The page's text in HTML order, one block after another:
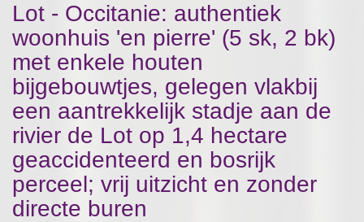
Lot - Occitanie: authentiek
woonhuis 'en pierre' (5 sk, 2 bk)
met enkele houten
bijgebouwtjes, gelegen vlakbij
een aantrekkelijk stadje aan de
rivier de Lot op 1,4 hectare
geaccidenteerd en bosrijk
perceel; vrij uitzicht en zonder
directe buren